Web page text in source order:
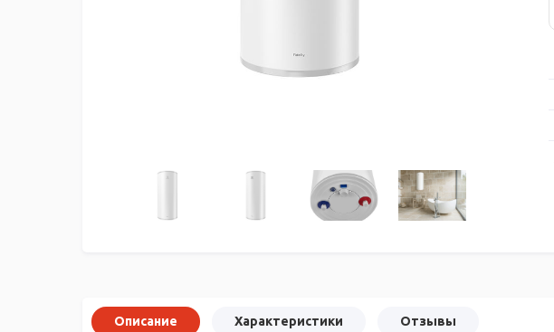
Описание Характеристики Отзывы